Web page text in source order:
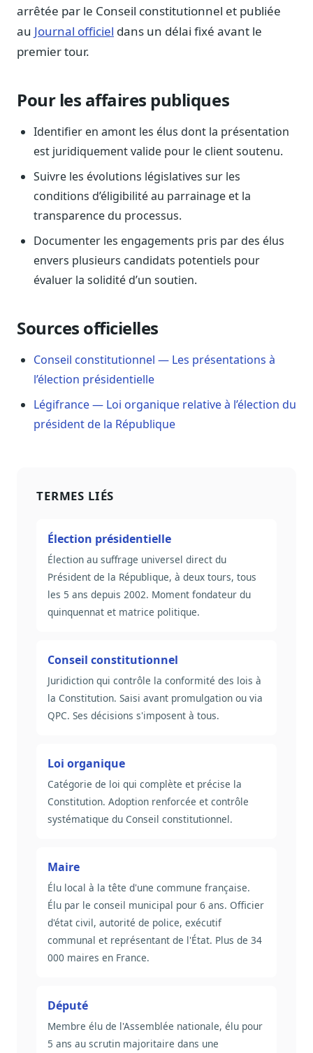
Ils utilisent Legiwatch
Qui sommes-nous
Fiabilité, souveraineté, sobriété
Sécurité
Presse
Kit média, contacts
arrêtée par le Conseil constitutionnel et publiée
au Journal officiel dans un délai fixé avant le
premier tour.
Pour les affaires publiques
Identifier en amont les élus dont la présentation
est juridiquement valide pour le client soutenu.
Suivre les évolutions législatives sur les
conditions d’éligibilité au parrainage et la
transparence du processus.
Documenter les engagements pris par des élus
envers plusieurs candidats potentiels pour
évaluer la solidité d’un soutien.
Sources officielles
Conseil constitutionnel — Les présentations à
l’élection présidentielle
Légifrance — Loi organique relative à l’élection du
président de la République
TERMES LIÉS
Élection présidentielle
Élection au suffrage universel direct du
Président de la République, à deux tours, tous
les 5 ans depuis 2002. Moment fondateur du
quinquennat et matrice politique.
Conseil constitutionnel
Juridiction qui contrôle la conformité des lois à
la Constitution. Saisi avant promulgation ou via
QPC. Ses décisions s'imposent à tous.
Loi organique
Catégorie de loi qui complète et précise la
Constitution. Adoption renforcée et contrôle
systématique du Conseil constitutionnel.
Maire
Élu local à la tête d'une commune française.
Élu par le conseil municipal pour 6 ans. Officier
d'état civil, autorité de police, exécutif
communal et représentant de l'État. Plus de 34
000 maires en France.
Député
Membre élu de l'Assemblée nationale, élu pour
5 ans au scrutin majoritaire dans une